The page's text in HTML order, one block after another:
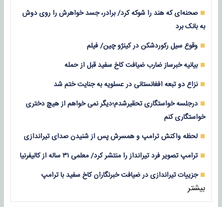
صحنه‌ای که هند را شوکه کرد/ برادر، جسد خواهرش را روی دوش
به بانک برد
وقوع سیل رکوردشکن در کینژو چین/ فیلم
بیانیه خبرساز ضارب ضیافت کاخ سفید قبل از حمله
نزاع دو تبعه افغانستانی در عسلویه به جنایت ختم شد
درجلسه خواستگاری تحقیرشدم؛دیگر نمی خواهم از هیچ دختری
خواستگاری کنم
لحظه واکنش ترامپ و همسرش پس از شنیدن صدای تیراندازی
ترامپ تصویر فرد تیرانداز را منتشر کرد/ معلمی ۳۱ ساله از کالیفرنیا
جزییات تیراندازی در ضیافت خبرنگاران کاخ سفید با ترامپ
بیشتر